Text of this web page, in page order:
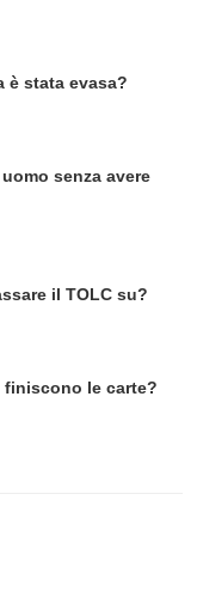
è stata evasa?
senza avere
il TOLC su?
finiscono le carte?